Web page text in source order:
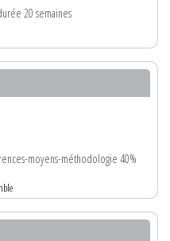
20 semaines
moyens-méthodologie 40%